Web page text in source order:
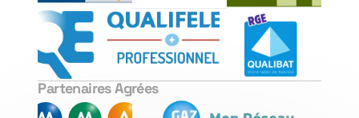
Partenaires Agrées